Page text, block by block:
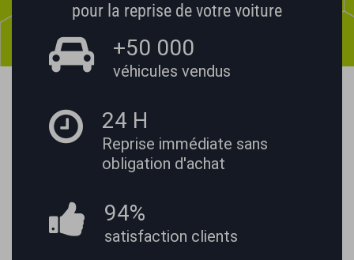
pour la reprise de votre voiture
+50 000
véhicules vendus
24 H
Reprise immédiate sans
obligation d'achat
94%
satisfaction clients